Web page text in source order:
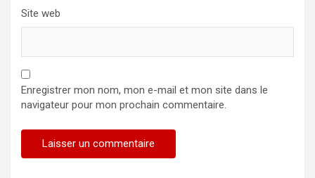
Site web
Enregistrer mon nom, mon e-mail et mon site dans le
navigateur pour mon prochain commentaire.